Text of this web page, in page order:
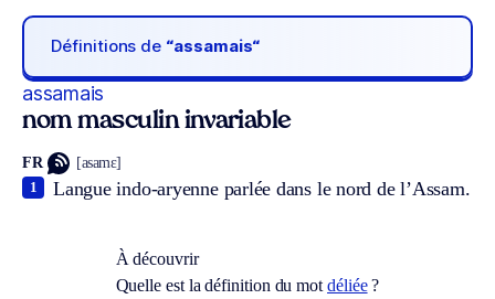
Définitions de “assamais“
assamais
nom masculin invariable
FR [asamɛ]
Langue indo-aryenne parlée dans le nord de l’Assam.
1
À découvrir
Quelle est la définition du motdéliée?